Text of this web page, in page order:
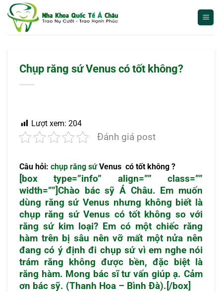
qua
Chụp răng sứ Venus có tốt không?
Lượt xem: 204
Đánh giá post
Câu hỏi: chụp răng sứVenus có tốt không ?
[box type=”info” align=”” class=””
width=””]Chào bác sỹ Á Châu. Em muốn
dùng răng sứ Venus nhưng không biết là
chụp răng sứ Venus có tốt không so với
răng sứ kim loại? Em có một chiếc răng
hàm trên bị sâu nên vỡ mất một nửa nên
đang có ý định đi chụp sứ vì em nghe nói
trám răng không được bền, đặc biệt là
răng hàm. Mong bác sĩ tư vấn giúp ạ. Cảm
ơn bác sỹ. (Thanh Hoa – Bình Đà).[/box]